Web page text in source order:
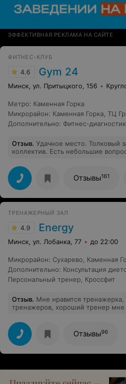
ЭФФЕКТИВНАЯ РЕКЛАМА НА САЙТЕ
ФИТНЕС-КЛУБ
4.6 Gym 24
Минск, ул. Притыцкого, 156
Метро: Каменная Горка
Микрорайон: Каменная Горка, ТЦ
Дополнительно: Фитнес-
Отзыв. Удачное место. Толковый зал. Комфортный
коллектив. Есть небольшие
бы ввести льготы для тех, кто
год.
Отзывы161
ТРЕНАЖЕРНЫЙ ЗАЛ
4.9 Energy
Минск, ул. Лобанка, 77 до 22:00
Микрорайон: Сухарево, Каменная
Дополнительно: Консультация
Персональный тренер, Кроссфит
Отзыв. Мне нравится тренажерка,
тренажеров, хороший тренер мне
Отзывы96